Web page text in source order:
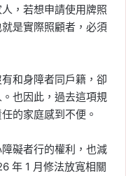
，若想申請使用牌照
是實際照顧者，必須
和身障者同戶籍，卻
也因此，過去這項規
的家庭感到不便。
礙者行的權利，也減
年 1 月修法放寬相關